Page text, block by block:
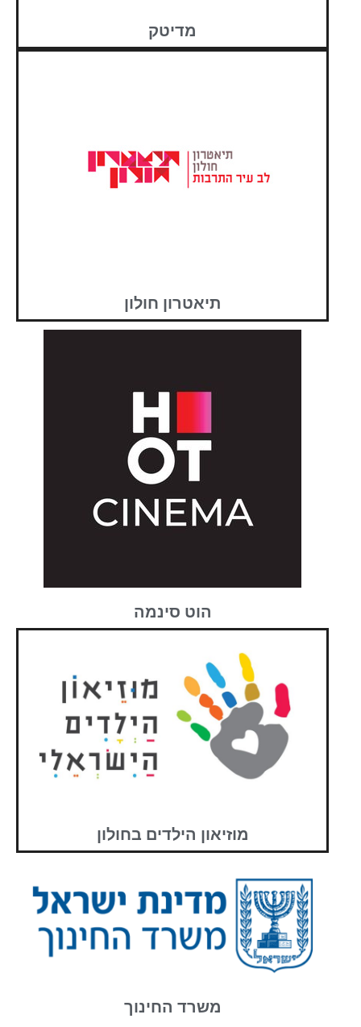
מדיטק
תיאטרון חולון
הוט סינמה
מוזיאון הילדים בחולון
משרד החינוך